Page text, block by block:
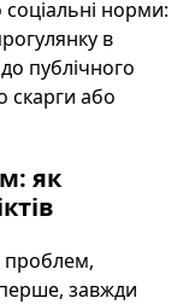
норми:
в
публічного
скарги або
як
проблем,
завжди